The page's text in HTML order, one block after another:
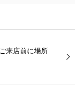
来店前に場所